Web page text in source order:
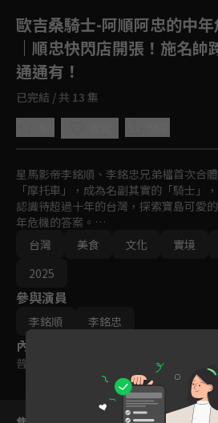
歐吉桑騎士-阿順阿忠的中
｜順忠快閃店開張！施名
通通有！
已完結 / 共 13 集
星馬影帝李銘順、李銘忠兄弟檔首次合
「摩托車」，成為名副其實的「騎士」
認識待超過十年的台灣，探索寶島可愛
年危機的答案。
文化的碰撞與衝擊、親身體驗與生活，
是一場最有挑戰、最有深度、最溫暖的硬
台灣
美食 文化 實境
2025
參與演員
李銘順 李銘忠
內容標籤
普遍級